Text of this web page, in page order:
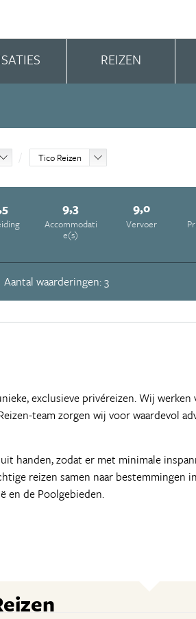
REIZEN
Tico Reizen
9,3
Accommodati
e(s)
9,0
Vervoer
Aantal waarderingen: 3
exclusieve privéreizen. Wij
team zorgen wij voor waardevol
handen, zodat er met minimale
reizen samen naar bestemmingen
en de Poolgebieden.